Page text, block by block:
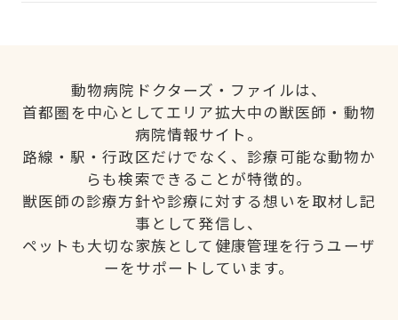
動物病院ドクターズ・ファイルは、
首都圏を中心としてエリア拡大中の獣医師・動物
病院情報サイト。
路線・駅・行政区だけでなく、診療可能な動物か
らも検索できることが特徴的。
獣医師の診療方針や診療に対する想いを取材し記
事として発信し、
ペットも大切な家族として健康管理を行うユーザ
ーをサポートしています。